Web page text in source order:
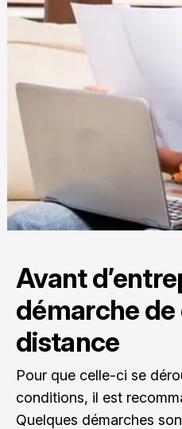
Avant
démarche
distance
Pour que celle-ci se
conditions, il est
Quelques démarches